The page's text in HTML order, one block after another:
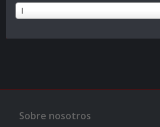
I
Nombre
de
Sobre nosotros